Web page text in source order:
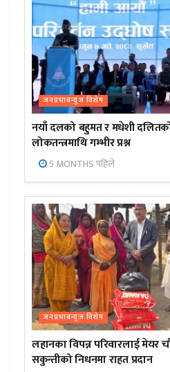
जनप्रभाबन्युज विशेष
नयाँ दलको बहुमत र मधेशी
लोकतन्त्रमाथि गम्भीर प्रश्न
5 MONTHS पहिले
जनप्रभाबन्युज विशेष
लहानका विपन्न परिवारलाई मेयर
सकुन्तीको निधनमा राहत प्रदान